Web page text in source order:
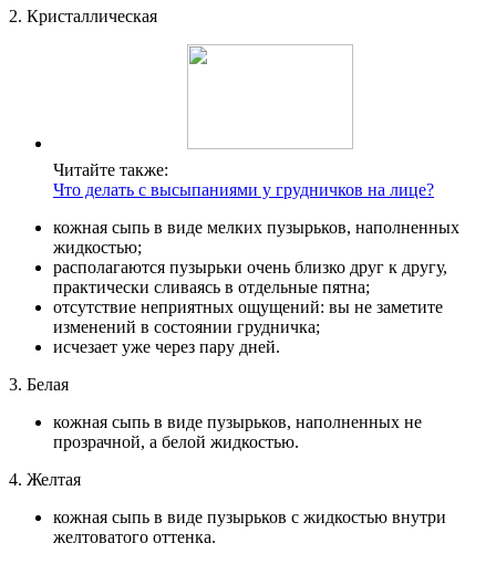
2. Кристаллическая
Читайте также:
Что делать с высыпаниями у грудничков на лице?
кожная сыпь в виде мелких пузырьков, наполненных
жидкостью;
располагаются пузырьки очень близко друг к другу,
практически сливаясь в отдельные пятна;
отсутствие неприятных ощущений: вы не заметите
изменений в состоянии грудничка;
исчезает уже через пару дней.
3. Белая
кожная сыпь в виде пузырьков, наполненных не
прозрачной, а белой жидкостью.
4. Желтая
кожная сыпь в виде пузырьков с жидкостью внутри
желтоватого оттенка.